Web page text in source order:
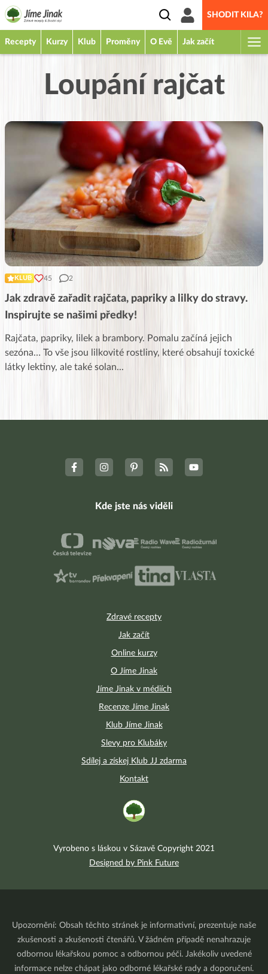
SHODIT KILA?
Recepty Kurzy Klub Proměny O Evě Jak začít
Loupání rajčat
KLUB 45 2
Jak zdravě zařadit rajčata, papriky a lilky do stravy.
Inspirujte se našimi předky!
Rajčata, papriky, lilek a brambory. Pomalu začíná jejich
sezóna… To vše jsou lilkovité rostliny, které obsahují toxické
látky lektiny, ale také solan...
Zdravé recepty
Jak začít
Online kurzy
O Jíme Jinak
Jíme Jinak v médiích
Recenze Jíme Jinak
Klub Jíme Jinak
Slevy pro Klubáky
Sdílej a získej Klub JJ zdarma
Kontakt
Kde jste nás viděli
Vyrobeno s láskou v Sázavě Copyright 2021
Designed by Pink Future
Upozornění: Obsah těchto stránek je informativní, prezentuje naše
zkušenosti a zkušenosti čtenářů. V žádném případě nenahrazuje
odbornou lékařskou pomoc a odbornou péči. Jakékoliv uvedené
informace nelze chápat jako odborné lékařské rady a doporučení.